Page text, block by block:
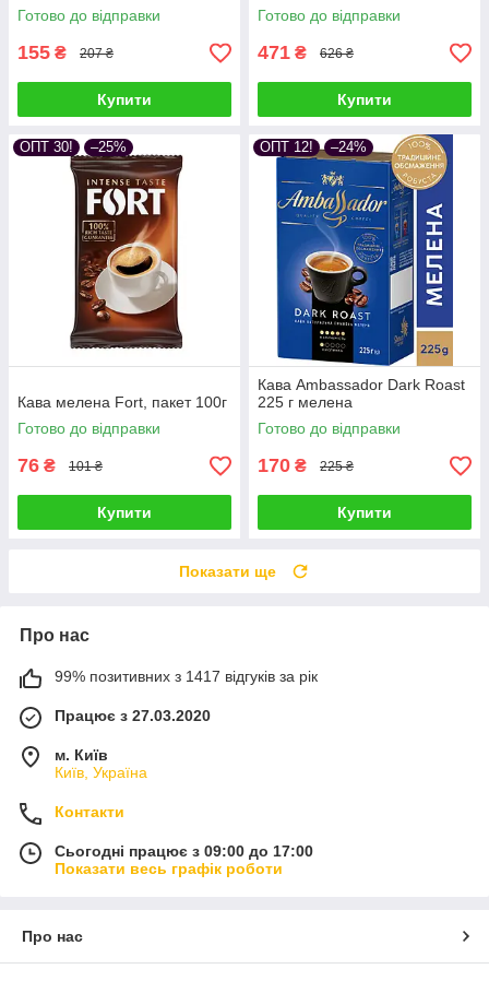
Готово до відправки
155 ₴ 207 ₴
Купити
Готово до відправки
471 ₴ 626 ₴
Купити
ОПТ 30! –25%
Кава мелена Fort, пакет 100г
Готово до відправки
76 ₴ 101 ₴
Купити
ОПТ 12! –24%
Кава Ambassador Dark Roast
225 г мелена
Готово до відправки
170 ₴ 225 ₴
Купити
Показати ще
Про нас
99% позитивних з 1417 відгуків за рік
Працює з 27.03.2020
м. Київ
Київ, Україна
Контакти
Сьогодні працює з 09:00 до 17:00
Показати весь графік роботи
Про нас